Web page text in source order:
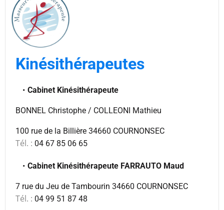
Kinésithérapeutes
Cabinet Kinésithérapeute
BONNEL Christophe / COLLEONI Mathieu
100 rue de la Billière 34660 COURNONSEC
Tél. : 04 67 85 06 65
Cabinet Kinésithérapeute FARRAUTO Maud
7 rue du Jeu de Tambourin 34660 COURNONSEC
Tél. : 04 99 51 87 48